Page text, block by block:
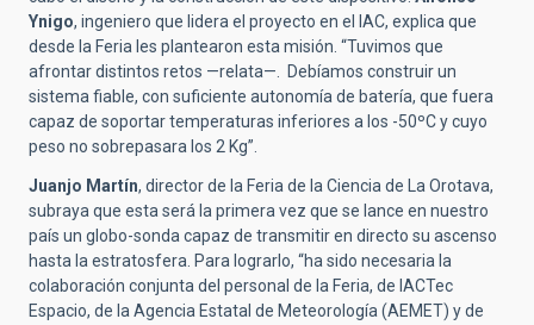
Ynigo, ingeniero que lidera el proyecto en el IAC, explica que
desde la Feria les plantearon esta misión. “Tuvimos que
afrontar distintos retos —relata—. Debíamos construir un
sistema fiable, con suficiente autonomía de batería, que fuera
capaz de soportar temperaturas inferiores a los -50ºC y cuyo
peso no sobrepasara los 2 Kg”.
Juanjo Martín, director de la Feria de la Ciencia de La Orotava,
subraya que esta será la primera vez que se lance en nuestro
país un globo-sonda capaz de transmitir en directo su ascenso
hasta la estratosfera. Para lograrlo, “ha sido necesaria la
colaboración conjunta del personal de la Feria, de IACTec
Espacio, de la Agencia Estatal de Meteorología (AEMET) y de